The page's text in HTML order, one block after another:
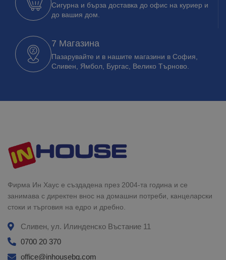
Сигурна и бърза доставка до офис на куриер и
до вашия дом.
7 Магазина
Пазарувайте и в нашите магазини в София,
Сливен, Ямбол, Бургас, Велико Търново.
Фирма Ин Хаус е създадена през 2004-та година и се
занимава с директен внос на домашни потреби, канцеларски
стоки и търговия на едро и дребно.
Сливен, ул. Илинденско Въстание 11
0700 20 370
office@inhousebg.com